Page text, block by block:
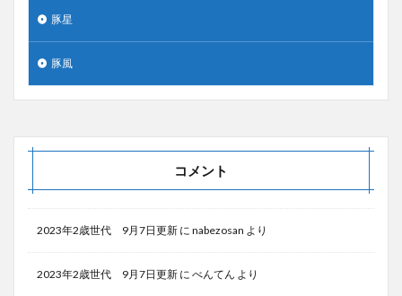
豚星
豚風
コメント
2023年2歳世代 9月7日更新 に nabezosan より
2023年2歳世代 9月7日更新 に べんてん より